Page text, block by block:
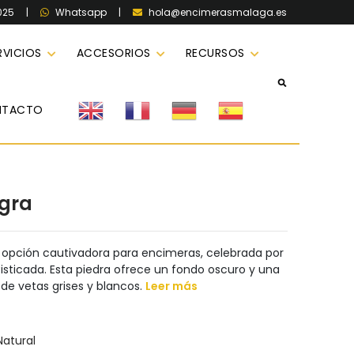
| Whatsapp | hola@encimerasmalaga.es
ACCESORIOS RECURSOS
opción cautivadora para encimeras, celebrada por
Esta piedra ofrece un fondo oscuro y una
vetas grises y blancos. Leer más